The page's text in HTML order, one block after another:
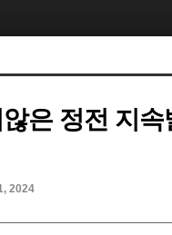
은 정전 지
2024